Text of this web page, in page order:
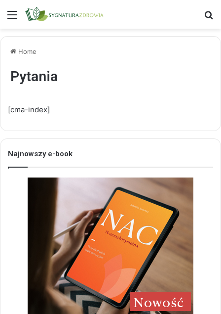
Menu
Home
Pytania
[cma-index]
Najnowszy e-book